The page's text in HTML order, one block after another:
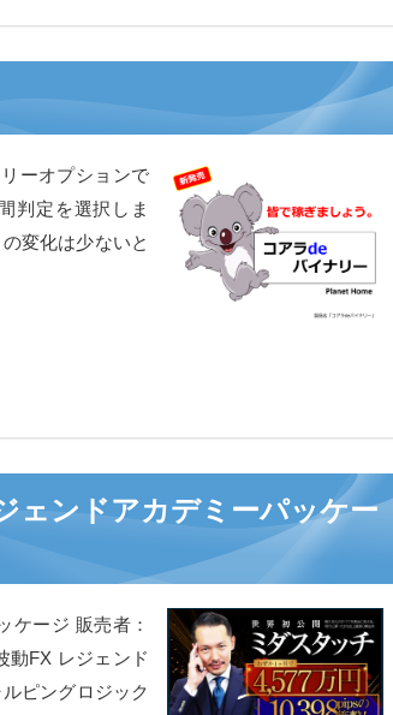
ーオプションで
判定を選択しま
変化は少ないと
ェンドアカデミーパッケー
ケージ 販売者：
動FX レジェンド
ピングロジック